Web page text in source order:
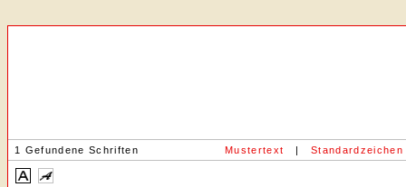
1 Gefundene Schriften Mustertext | Standardzeichen